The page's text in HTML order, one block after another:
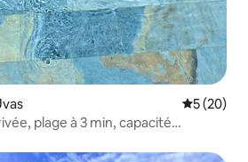
5 (20)
plage à 3 min, capacité